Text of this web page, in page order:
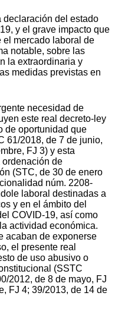
declaración del estado
y el grave impacto que
el mercado laboral de
notable, sobre las
la extraordinaria y
medidas previstas en
necesidad de
este real decreto-ley
de oportunidad que
61/2018, de 7 de junio,
FJ 3) y esta
de
(STC, de 30 de enero
núm. 2208-
laboral destinadas a
y en el ámbito del
COVID-19, así como
actividad económica.
acaban de exponerse
el presente real
de uso abusivo o
(SSTC
2012, de 8 de mayo, FJ
FJ 4; 39/2013, de 14 de